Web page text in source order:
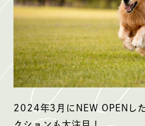
2024年3月にNEW OPENし
クションも大注目！